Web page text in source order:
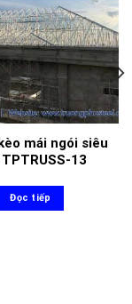
mái ngói siêu
13
Đọc tiếp